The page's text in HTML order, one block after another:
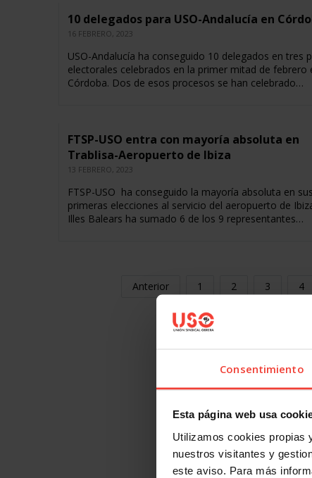
Consentimiento
Esta página web usa
Utilizamos cookies propias
nuestros visitantes y
este aviso. Para más
10 delegados para USO-Andalucía en
16 FEBRERO, 2023
USO-Andalucía ha conseguido 10 delegados en tres
electorales celebrados en la primer mitad de febrero
Córdoba. Dos de esos procesos se han celebrado…
FTSP-USO entra con mayoría absoluta en
Trablisa-Aeropuerto de Ibiza
13 FEBRERO, 2023
FTSP-USO ha conseguido la mayoría absoluta en sus
primeras elecciones al servicio del aeropuerto de
Illes Balears ha sumado 6 de los 9 representantes…
Anterior 1 2 3 4